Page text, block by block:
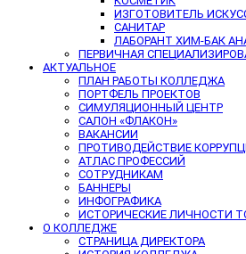
ИЗГОТОВИТЕЛЬ
САНИТАР
ЛАБОРАНТ ХИМ-БАК
ПЕРВИЧНАЯ
АКТУАЛЬНОЕ
ПЛАН РАБОТЫ КОЛЛЕДЖА
ПОРТФЕЛЬ ПРОЕКТОВ
СИМУЛЯЦИОННЫЙ ЦЕНТР
САЛОН «ФЛАКОН»
ВАКАНСИИ
ПРОТИВОДЕЙСТВИЕ
АТЛАС ПРОФЕССИЙ
СОТРУДНИКАМ
БАННЕРЫ
ИНФОГРАФИКА
ИСТОРИЧЕСКИЕ ЛИЧНОСТИ
О КОЛЛЕДЖЕ
СТРАНИЦА ДИРЕКТОРА